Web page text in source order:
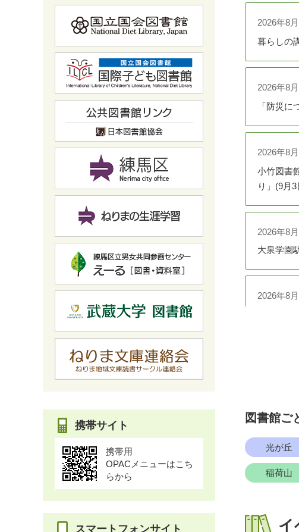
携帯サイト
携帯用
OPACメニューはこち
らから
スマートフォンサイト
2026年6
第二回練
2026年4
小竹図書
2026年3
オーディ
2026年8
暮らしの
2026年8
「防災
2026年8
小竹図書
り」(9月3
2026年8
大泉学園
2026年8
2026年8
第2回 練
図書館ご
光が丘
稲荷山
イ